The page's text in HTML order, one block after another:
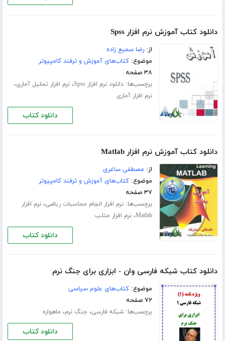
دانلود کتاب آموزش نرم افزار Spss
از:رضا سمیع زاده
موضوع:کتاب‌های آموزش و ترفند کامپیوتر
۳۸ صفحه
برچسب‌ها:دانلود نرم افزار Spss ،نرم افزار تحلیل آماری،
نرم افزار آماری
دانلود کتاب
دانلود کتاب آموزش نرم افزار Matlab
از: مصطفی ساغری
موضوع:کتاب‌های آموزش و ترفند کامپیوتر
۳۷ صفحه
برچسب‌ها:نرم افزار انجام محاسبات ریاضی،نرم افزار
Matlab،نرم افزار متلب
دانلود کتاب
دانلود کتاب شبکه فارسی وان - ابزاری برای جنگ نرم
موضوع:کتاب‌های علوم سیاسی
۷۲ صفحه
برچسب‌ها:شبکه فارسی، جنگ نرم، ماهواره
دانلود کتاب